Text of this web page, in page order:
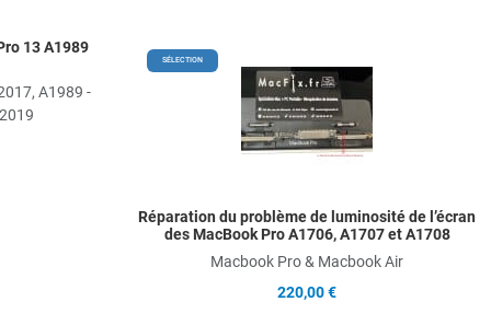
13 A1989
A1989 -
SÉLECTION
Réparation du problème de luminosité de l’écran
des MacBook Pro A1706, A1707 et A1708
Macbook Pro & Macbook Air
220,00 €